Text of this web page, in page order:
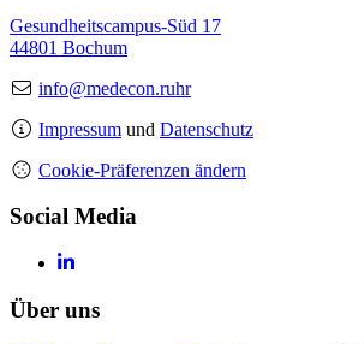
Gesundheitscampus-Süd 17
44801 Bochum
info@medecon.ruhr
Impressum und Datenschutz
Cookie-Präferenzen ändern
Social Media
Über uns